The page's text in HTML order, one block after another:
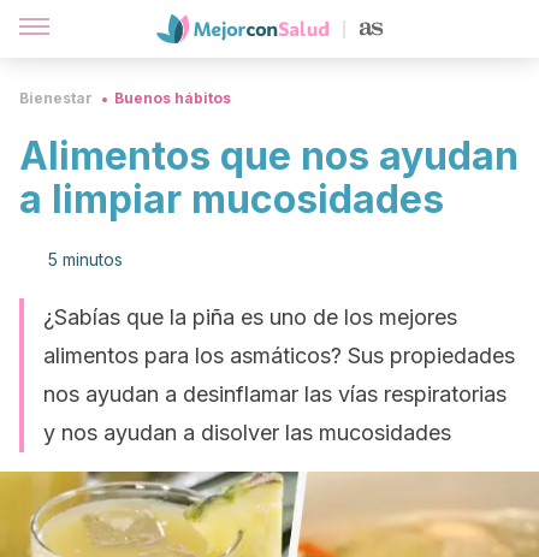
Bienestar Buenos hábitos
Alimentos que nos ayudan
a limpiar mucosidades
5 minutos
¿Sabías que la piña es uno de los mejores
alimentos para los asmáticos? Sus propiedades
nos ayudan a desinflamar las vías respiratorias
y nos ayudan a disolver las mucosidades